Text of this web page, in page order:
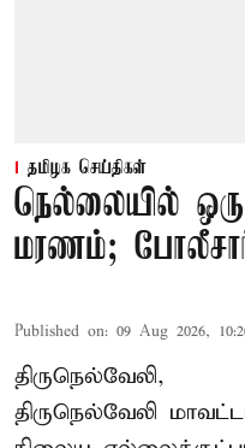
தமிழக செய்திகள்
நெல்லையில்
மரணம்;
Published on: 09 Aug 2026,
திருநெல்வேலி,
திருநெல்வேலி